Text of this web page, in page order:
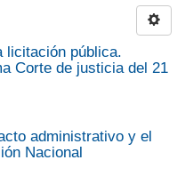
licitación pública.
Corte de justicia del 21
administrativo y el
Nacional